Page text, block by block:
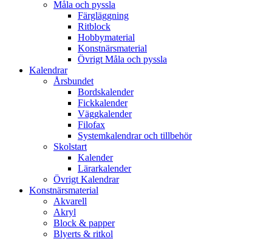
Måla och pyssla
Färgläggning
Ritblock
Hobbymaterial
Konstnärsmaterial
Övrigt Måla och pyssla
Kalendrar
Årsbundet
Bordskalender
Fickkalender
Väggkalender
Filofax
Systemkalendrar och tillbehör
Skolstart
Kalender
Lärarkalender
Övrigt Kalendrar
Konstnärsmaterial
Akvarell
Akryl
Block & papper
Blyerts & ritkol